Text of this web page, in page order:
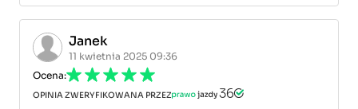
Janek
11 kwietnia 2025 09:36
Ocena:
OPINIA ZWERYFIKOWANA PRZEZ